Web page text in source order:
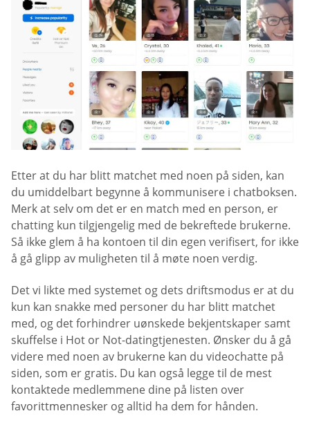
Etter at du har blitt matchet med noen på siden, kan
du umiddelbart begynne å kommunisere i chatboksen.
Merk at selv om det er en match med en person, er
chatting kun tilgjengelig med de bekreftede brukerne.
Så ikke glem å ha kontoen til din egen verifisert, for ikke
å gå glipp av muligheten til å møte noen verdig.
Det vi likte med systemet og dets driftsmodus er at du
kun kan snakke med personer du har blitt matchet
med, og det forhindrer uønskede bekjentskaper samt
skuffelse i Hot or Not-datingtjenesten. Ønsker du å gå
videre med noen av brukerne kan du videochatte på
siden, som er gratis. Du kan også legge til de mest
kontaktede medlemmene dine på listen over
favorittmennesker og alltid ha dem for hånden.